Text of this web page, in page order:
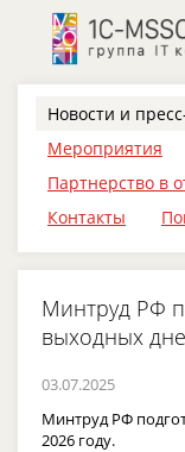
Новости и
Мероприятия
Партнерство в
Контакты
Минтруд РФ
выходных
03.07.2025
Минтруд РФ
2026 году.